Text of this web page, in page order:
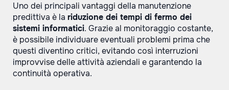
Uno dei principali vantaggi della manutenzione
predittiva è la riduzione dei tempi di fermo dei
sistemi informatici. Grazie al monitoraggio costante,
è possibile individuare eventuali problemi prima che
questi diventino critici, evitando così interruzioni
improvvise delle attività aziendali e garantendo la
continuità operativa.